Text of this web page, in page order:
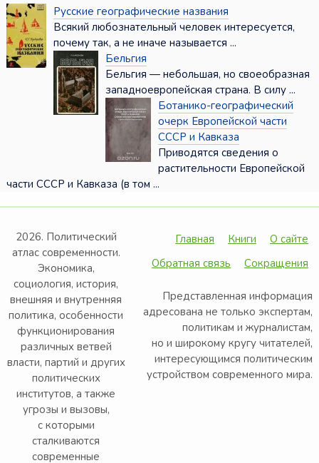
Русские географические названия
Всякий любознательный человек интересуется,
почему так, а не иначе называется ...
Бельгия
Бельгия — небольшая, но своеобразная
западноевропейская страна. В силу ...
Ботанико-географический
очерк Европейской части
СССР и Кавказа
Приводятся сведения о
растительности Европейской
части СССР и Кавказа (в том ...
2026. Политический
атлас современности.
Экономика,
социология, история,
внешняя и внутренняя
политика, особенности
функционирования
различных ветвей
власти, партий и других
политических
институтов, а также
угрозы и вызовы,
с которыми
сталкиваются
современные
Главная Книги
О сайте
Обратная связь
Сокращения
Представленная информация
адресована не только экспертам,
политикам и журналистам,
но и широкому кругу читателей,
интересующимся политическим
устройством современного мира.